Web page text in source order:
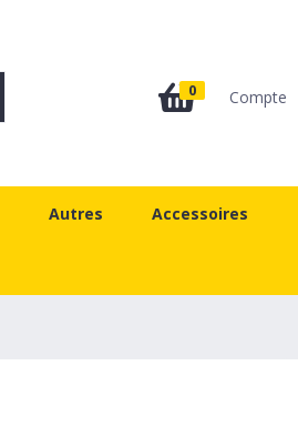
0 Compte
Autres Accessoires